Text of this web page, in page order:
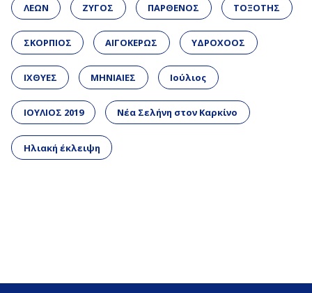
ΛΕΩΝ ΖΥΓΟΣ ΠΑΡΘΕΝΟΣ ΤΟΞΟΤΗΣ
ΣΚΟΡΠΙΟΣ ΑΙΓΟΚΕΡΩΣ ΥΔΡΟΧΟΟΣ
ΙΧΘΥΕΣ ΜΗΝΙΑΙΕΣ Ιούλιος
ΙΟΥΛΙΟΣ 2019 Νέα Σελήνη στον Καρκίνο
Ηλιακή έκλειψη